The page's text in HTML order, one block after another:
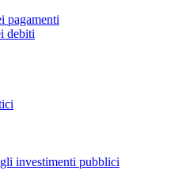
pagamenti
debiti
investimenti pubblici